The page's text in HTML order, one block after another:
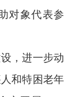
对象代表参
，进一步动
和特困老年